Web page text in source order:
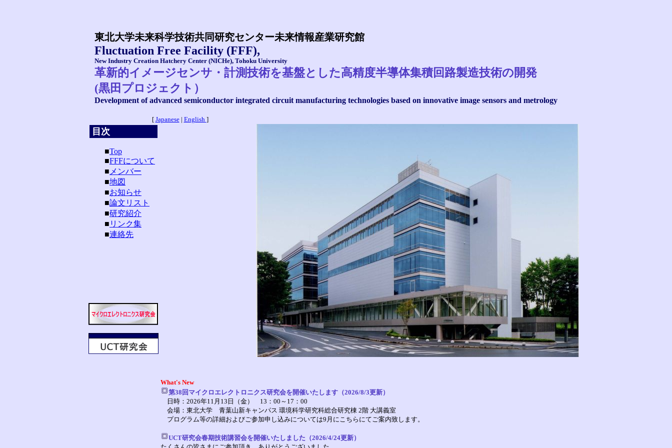
東北大学未来科学技術共同研究センター未来情報産業研究館
Fluctuation Free Facility (FFF),
New Industry Creation Hatchery Center (NICHe), Tohoku University
革新的イメージセンサ・計測技術を基盤とした高精度半導体集積回路製造技術の開発
(黒田プロジェクト）
Development of advanced semiconductor integrated circuit manufacturing technologies based on innovative image sensors and metrology
[ Japanese| English ]
目次
■Top
■FFFについて
■ メンバー
■地図
■お知らせ
■論文リスト
■研究紹介
■ リンク集
■連絡先
What's New
第38回マイクロエレクトロニクス研究会を開催いたします（2026/8/3更新）
日時：2026年11月13日（金） 13：00～17：00
会場：東北大学 青葉山新キャンパス 環境科学研究科総合研究棟 2階 大講義室
プログラム等の詳細およびご参加申し込みについては9月にこちらにてご案内致します。
UCT研究会春期技術講習会を開催いたしました（2026/4/24更新）